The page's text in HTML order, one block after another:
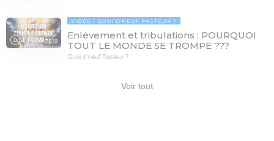
78:19
VIDÉO QUOI D'NEUF PASTEUR ?
Enlèvement et tribulations : POURQUOI
TOUT LE MONDE SE TROMPE ???
Quoi d'neuf Pasteur ?
Voir tout